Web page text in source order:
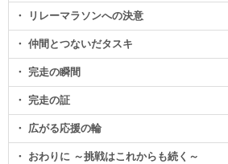
・ リレーマラソンへの決意
・ 仲間とつないだタスキ
・ 完走の瞬間
・ 完走の証
・ 広がる応援の輪
・ おわりに ～挑戦はこれからも続く～